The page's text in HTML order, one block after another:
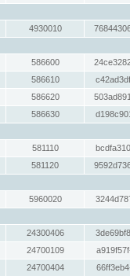
4930010
586600
586610
586620
586630
581110
581120
5960020
24300406
24700109
24700404